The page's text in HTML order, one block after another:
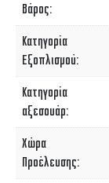
Βάρος
Κατηγορία
Εξοπλισμού
Κατηγορία
αξεσουάρ
Χώρα
Προέλευσης